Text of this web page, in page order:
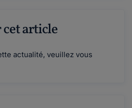
article
actualité, veuillez vous